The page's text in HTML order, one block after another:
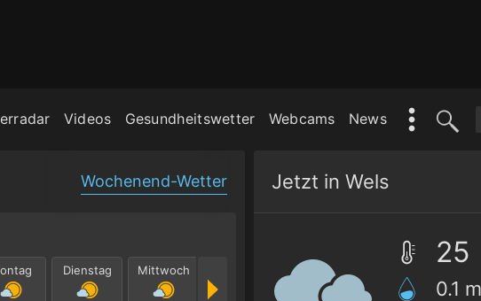
Videos Gesundheitswetter Webcams News
Wochenend-Wetter
Dienstag Mittwoch Freitag
Jetzt in Wels
25
0.1